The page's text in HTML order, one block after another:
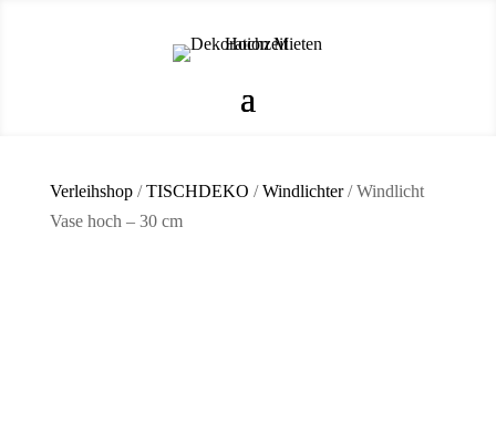
Verleihshop/TISCHDEKO /Windlichter/ Windlicht
Vase hoch – 30 cm